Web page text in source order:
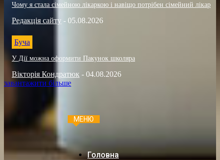
Чому я стала сімейною лікаркою і навіщо потрібен сімейний лікар
Редакція сайту - 05.08.2026
Буча
У Дії можна оформити Пакунок школяра
Вікторія Кондратюк - 04.08.2026
завантажити більше
МЕНЮ
Головна